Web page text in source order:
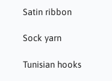
Satin ribbon
Sock yarn
Tunisian hooks